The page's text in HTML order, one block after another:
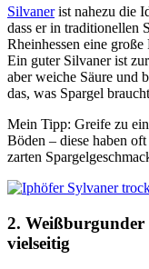
Silvanerist nahezu die
dass er in traditionellen
Rheinhessen eine
Ein guter Silvaner ist
aber weiche Säure und
das, was Spargel
Mein Tipp: Greife zu
Böden – diese haben
zarten
2. Weißburgunder
vielseitig